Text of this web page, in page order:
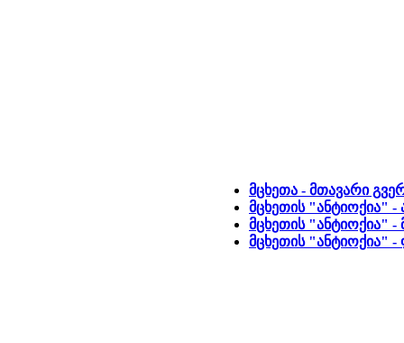
მცხეთა - მთავარი
მცხეთის "ანტიოქია"
მცხეთის "ანტიოქია" -
მცხეთის "ანტიოქია"